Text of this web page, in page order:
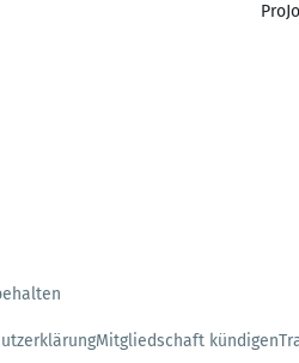
Mitgliedschaft kündigen